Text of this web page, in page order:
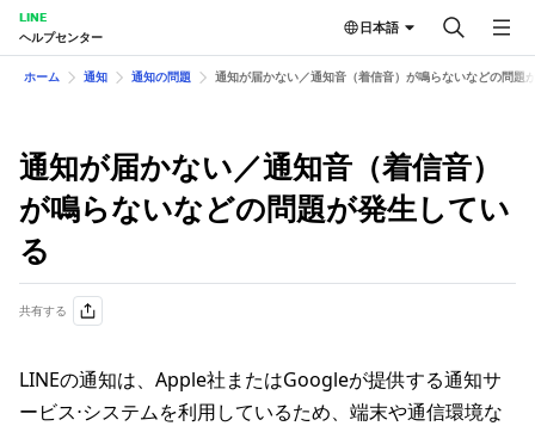
LINE
ヘルプセンター
日本語
ホーム 通知 通知の問題 通知が届かない／通知音（着信音）が鳴らないなどの問題
通知が届かない／通知音（着信音）
が鳴らないなどの問題が発生してい
る
共有する
LINEの通知は、Apple社またはGoogleが提供する通知サ
ービス⋅システムを利用しているため、端末や通信環境な